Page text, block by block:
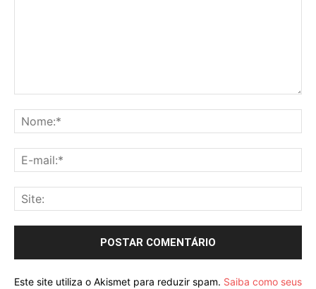
Este site utiliza o Akismet para reduzir spam. Saiba como seus